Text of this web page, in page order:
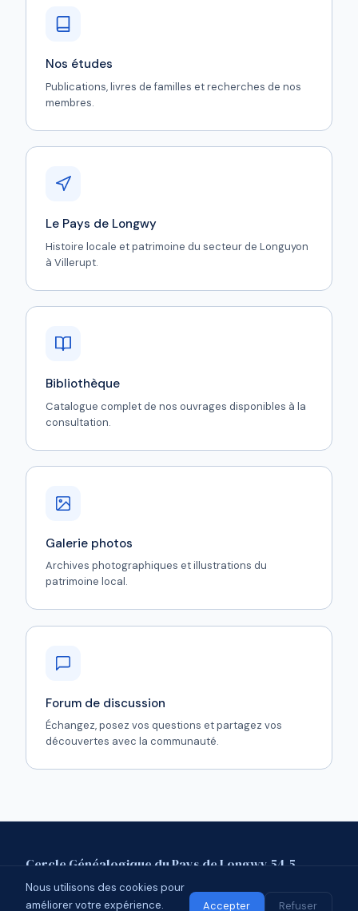
Nos études
Publications, livres de familles et recherches de nos
membres.
Le Pays de Longwy
Histoire locale et patrimoine du secteur de Longuyon
à Villerupt.
Bibliothèque
Catalogue complet de nos ouvrages disponibles à la
consultation.
Galerie photos
Archives photographiques et illustrations du
patrimoine local.
Forum de discussion
Échangez, posez vos questions et partagez vos
découvertes avec la communauté.
Cercle Généalogique du Pays de Longwy 54.5
Mentions légalesContactForum
© 2026 CGPL 54.5 · Affilié à l'UCGL
Nous utilisons des cookies pour
améliorer votre expérience.
Accepter Refuser